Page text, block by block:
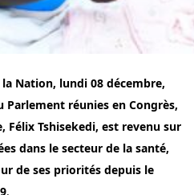
la Nation, lundi 08 décembre,
réunies en Congrès,
Félix Tshisekedi, est revenu sur
dans le secteur de la santé,
de ses priorités depuis le
.